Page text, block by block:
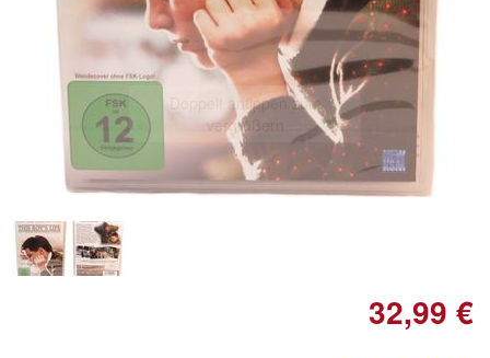
Doppelt antippen zum
vergrößern
32,99 €